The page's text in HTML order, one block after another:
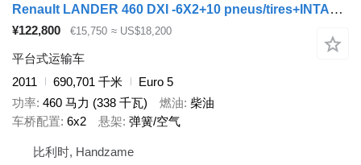
Renault LANDER 460 DXI -6X2+10 pneus/tires+INTARDER
¥122,800 €15,750 ≈ US$18,200
平台式运输车
2011
690,701 千米
Euro 5
功率 460 马力 (338 千瓦) 燃油 柴油
车桥配置 6x2 悬架 弹簧/空气
比利时, Handzame